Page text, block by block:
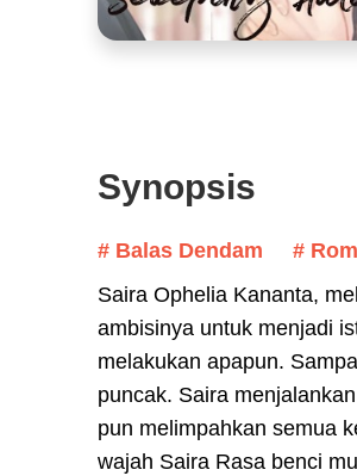
Synopsis
# Balas Dendam #
Saira Ophelia Kananta,
ambisinya untuk menjadi
melakukan apapun.
puncak. Saira
pun melimpahkan semua
wajah Saira Rasa benci